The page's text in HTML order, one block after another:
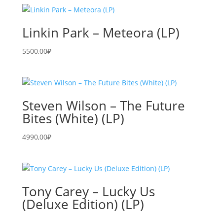
Linkin Park – Meteora (LP)
5500,00₽
Steven Wilson – The Future
Bites (White) (LP)
4990,00₽
Tony Carey – Lucky Us
(Deluxe Edition) (LP)